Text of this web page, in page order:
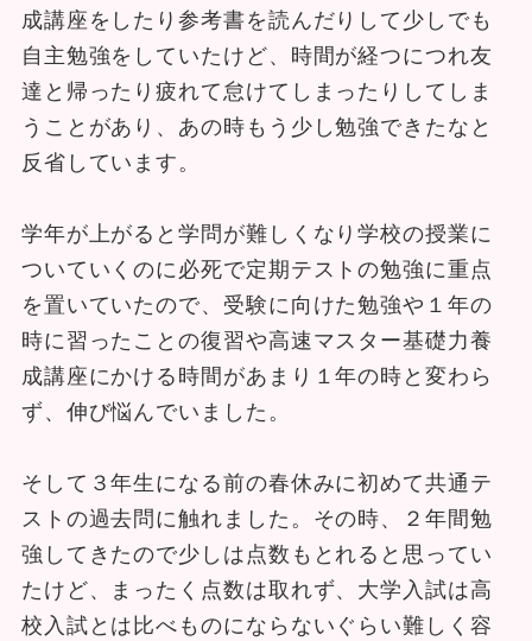
成講座をしたり参考書を読んだりして少しでも
自主勉強をしていたけど、時間が経つにつれ友
達と帰ったり疲れて怠けてしまったりしてしま
うことがあり、あの時もう少し勉強できたなと
反省しています。
学年が上がると学問が難しくなり学校の授業に
ついていくのに必死で定期テストの勉強に重点
を置いていたので、受験に向けた勉強や１年の
時に習ったことの復習や高速マスター基礎力養
成講座にかける時間があまり１年の時と変わら
ず、伸び悩んでいました。
そして３年生になる前の春休みに初めて共通テ
ストの過去問に触れました。その時、２年間勉
強してきたので少しは点数もとれると思ってい
たけど、まったく点数は取れず、大学入試は高
校入試とは比べものにならないぐらい難しく容